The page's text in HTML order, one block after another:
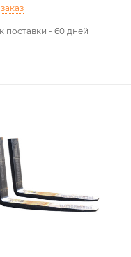
поставки - 60 дней